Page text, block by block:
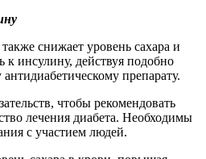
снижает уровень сахара и
к инсулину, действуя подобно
препарату.
чтобы рекомендовать
лечения диабета. Необходимы
с участием людей.